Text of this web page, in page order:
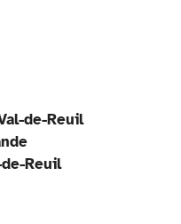
de-Reuil
Reuil